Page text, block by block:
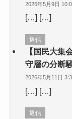
2026年5月9日
[…] […]
返信
【国民大集
守層の分断
2026年5月11日
[…] […]
返信